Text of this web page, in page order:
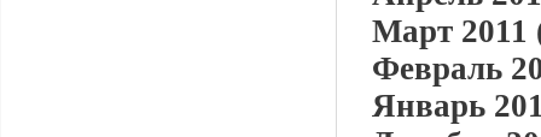
Март 2011
Февраль
Январь